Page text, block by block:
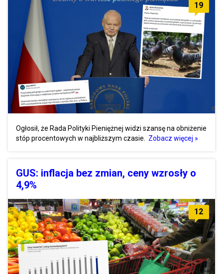
19
Ogłosił, że Rada Polityki Pieniężnej widzi szansę na obniżenie
stóp procentowych w najbliższym czasie.
Zobacz więcej »
GUS: inflacja bez zmian, ceny wzrosły o
4,9%
12